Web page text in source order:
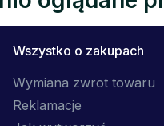
Wszystko o zakupach
Wymiana zwrot towaru
Reklamacje